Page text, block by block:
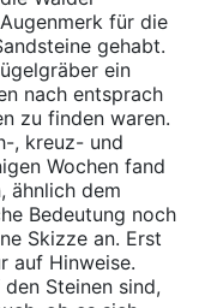
für die
gehabt.
ein
nach entsprach
zu finden waren.
, kreuz- und
Wochen fand
ähnlich dem
Bedeutung noch
Skizze an. Erst
auf Hinweise.
Steinen sind,